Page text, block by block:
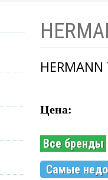
Цена:
Все бренды
Самые